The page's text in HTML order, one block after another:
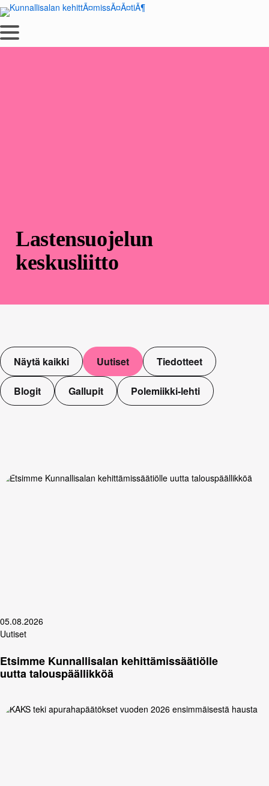
Siirry
sisältöön
Lastensuojelun
keskusliitto
Näytä kaikki Uutiset Tiedotteet
Blogit Gallupit Polemiikki-lehti
05.08.2026
Uutiset
Etsimme Kunnallisalan kehittämissäätiölle
uutta talouspäällikköä